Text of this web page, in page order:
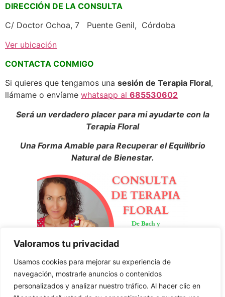
Valoramos tu privacidad
Usamos cookies para mejorar su experiencia de
navegación, mostrarle anuncios o contenidos
personalizados y analizar nuestro tráfico. Al hacer clic en
DIRECCIÓN DE LA CONSULTA
C/ Doctor Ochoa, 7 Puente Genil, Córdoba
Ver ubicación
CONTACTA CONMIGO
Si quieres que tengamos una sesión de Terapia Floral,
llámame o envíame whatsapp al 685530602
Será un verdadero placer para mi ayudarte con la
Terapia Floral
Una Forma Amable para Recuperar el Equilibrio
Natural de Bienestar.